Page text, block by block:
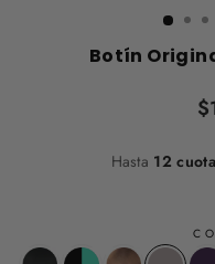
Botín
Hasta 12